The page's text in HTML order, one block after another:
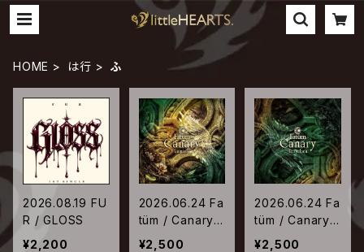
HOME は行 ふ
2026.08.19 FU
R / GLOSS
¥2,200
2026.06.24 Fa
tüm / Canary
【Lumina ver.】
¥2,500
2026.06.24 Fa
tüm / Canary
【Tenebra ve
¥2,500